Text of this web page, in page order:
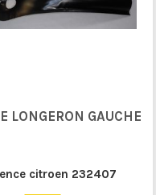
LONGERON GAUCHE
citroen 232407